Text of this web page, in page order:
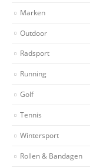
Marken
Outdoor
Radsport
Running
Golf
Tennis
Wintersport
Rollen & Bandagen